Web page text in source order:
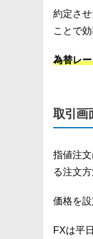
約定さ
ことで
為替レ
取引画
指値注
る注文方
価格を
FXは平